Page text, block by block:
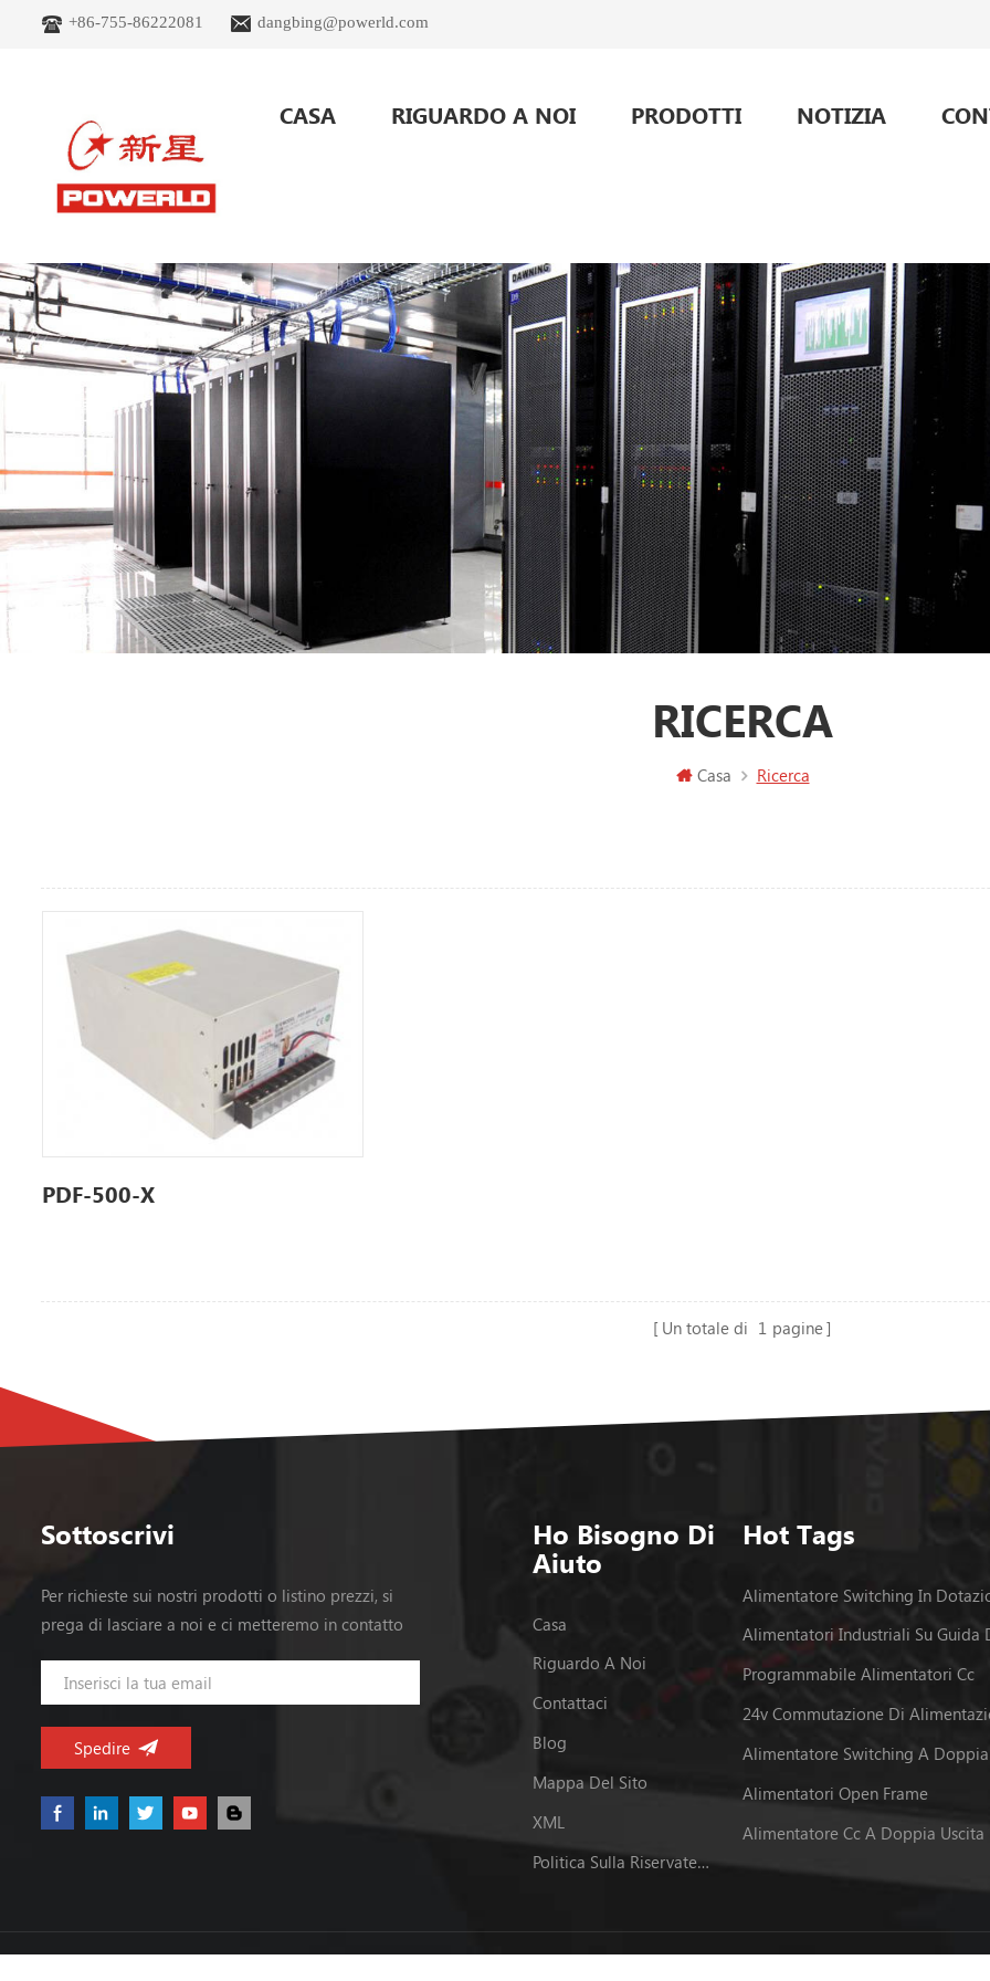
+86-755-86222081 dangbing@powerld.com
CASA RIGUARDO A NOI PRODOTTI NOTIZIA
RICERCA
Casa Ricerca
PDF-500-X
Un totale di 1 pagine
Sottoscrivi
Per richieste sui nostri prodotti o listino prezzi, si
prega di lasciare a noi e ci metteremo in contatto
Ho Bisogno Di
Aiuto
Casa
Riguardo A Noi
Contattaci
Blog
Mappa Del Sito
XML
Politica Sulla Riservatezza
Hot Tags
Alimentatore Switching In
Alimentatori Industriali Su Guida
Programmabile Alimentatori Cc
24v Commutazione Di
Alimentatori Open Frame
Alimentatore Cc A Doppia Uscita